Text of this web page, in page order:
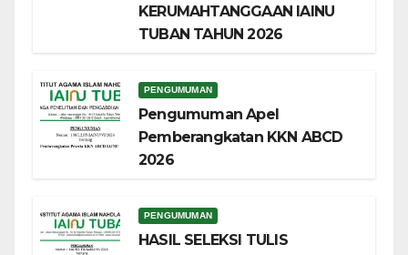
KERUMAHTANGGAAN IAINU
TUBAN TAHUN 2026
PENGUMUMAN
Pengumuman Apel
Pemberangkatan KKN ABCD
2026
PENGUMUMAN
HASIL SELEKSI TULIS